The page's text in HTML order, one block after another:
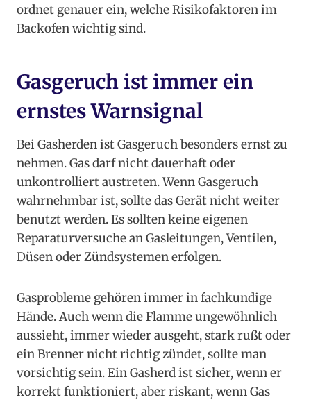
ordnet genauer ein, welche Risikofaktoren im
Backofen wichtig sind.
Gasgeruch ist immer ein
ernstes Warnsignal
Bei Gasherden ist Gasgeruch besonders ernst zu
nehmen. Gas darf nicht dauerhaft oder
unkontrolliert austreten. Wenn Gasgeruch
wahrnehmbar ist, sollte das Gerät nicht weiter
benutzt werden. Es sollten keine eigenen
Reparaturversuche an Gasleitungen, Ventilen,
Düsen oder Zündsystemen erfolgen.
Gasprobleme gehören immer in fachkundige
Hände. Auch wenn die Flamme ungewöhnlich
aussieht, immer wieder ausgeht, stark rußt oder
ein Brenner nicht richtig zündet, sollte man
vorsichtig sein. Ein Gasherd ist sicher, wenn er
korrekt funktioniert, aber riskant, wenn Gas